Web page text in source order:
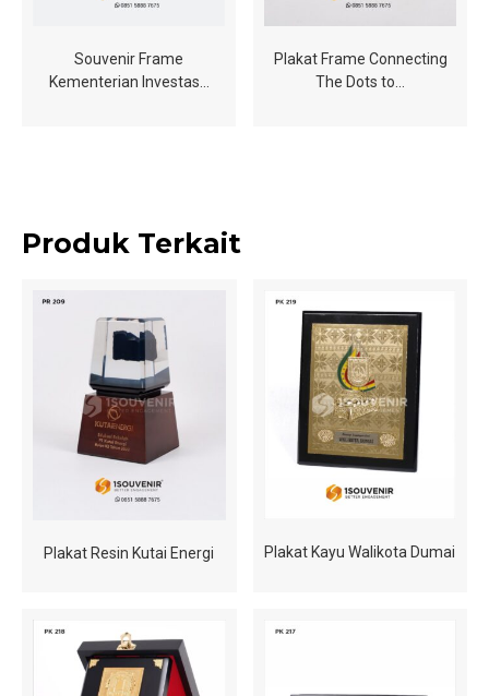
Souvenir Frame
Kementerian Investas…
Plakat Frame Connecting
The Dots to…
Produk Terkait
Plakat Resin Kutai Energi Plakat Kayu Walikota Dumai